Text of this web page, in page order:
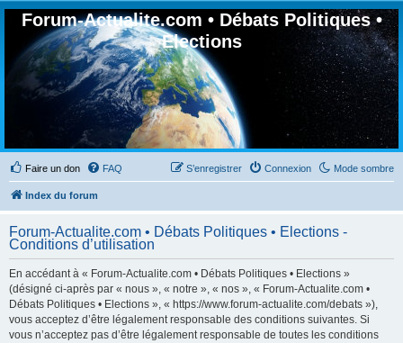
Forum-Actualite.com • Débats Politiques •
Elections
Faire un don Mode sombre
FAQ Connexion
S’enregistrer
Index du forum
Forum-Actualite.com • Débats Politiques • Elections -
Conditions d’utilisation
En accédant à « Forum-Actualite.com • Débats Politiques • Elections »
(désigné ci-après par « nous », « notre », « nos », « Forum-Actualite.com •
Débats Politiques • Elections », « https://www.forum-actualite.com/debats »),
vous acceptez d’être légalement responsable des conditions suivantes. Si
vous n’acceptez pas d’être légalement responsable de toutes les conditions